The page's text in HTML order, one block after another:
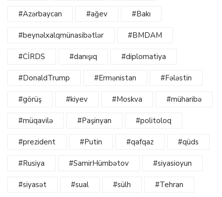
#Azərbaycan #ağev #Bakı
#beynəlxalqmünasibətlər #BMDAM
#CİRDS #danışıq #diplomatiya
#DonaldTrump #Ermənistan #Fələstin
#görüş #kiyev #Moskva #müharibə
#müqavilə #Paşinyan #politoloq
#prezident #Putin #qafqaz #qüds
#Rusiya #SamirHümbətov #siyasioyun
#siyasət #sual #sülh #Tehran